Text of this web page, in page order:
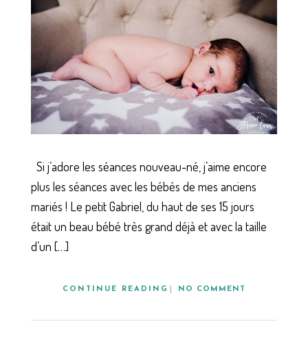
Si j’adore les séances nouveau-né, j’aime encore
plus les séances avec les bébés de mes anciens
mariés ! Le petit Gabriel, du haut de ses 15 jours
était un beau bébé très grand déjà et avec la taille
d’un […]
CONTINUE READING NO COMMENT